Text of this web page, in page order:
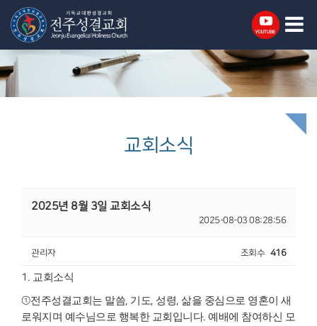
교회소식
2025년 8월 3일 교회소식
2025-08-03 08:28:56
관리자 조회수 416
1. 교회소식
①전주성결교회는 말씀, 기도, 성령, 삶을 중심으로 영혼이 새
로워지며 예수님으 로 행복한 교회입니다. 예배에 참여하신 모